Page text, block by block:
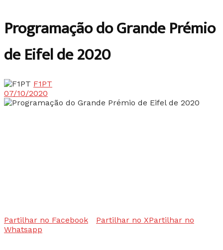
Programação do Grande Prémio
de Eifel de 2020
F1PT
07/10/2020
Partilhar no Facebook Partilhar no XPartilhar no
Whatsapp